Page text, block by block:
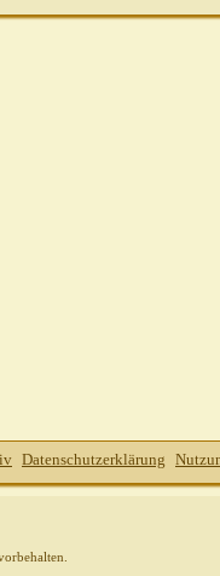
Datenschutzerklärung